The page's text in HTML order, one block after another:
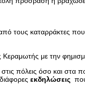
τους καταρράκτες
Κεραμωτής με την
πόλεις όσο και στα
εκδηλώσεις